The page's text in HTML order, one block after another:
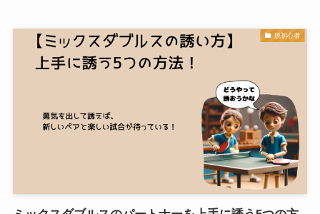
脱初心者